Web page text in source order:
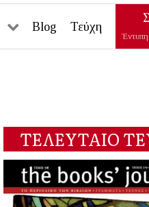
Blog Τεύχη
ΤΕΛΕΥΤΑΙΟ